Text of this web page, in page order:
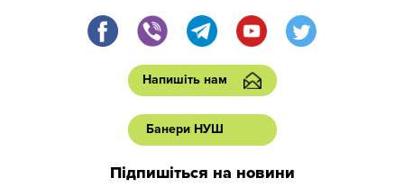
Напишіть нам
Банери НУШ
Підпишіться на новини